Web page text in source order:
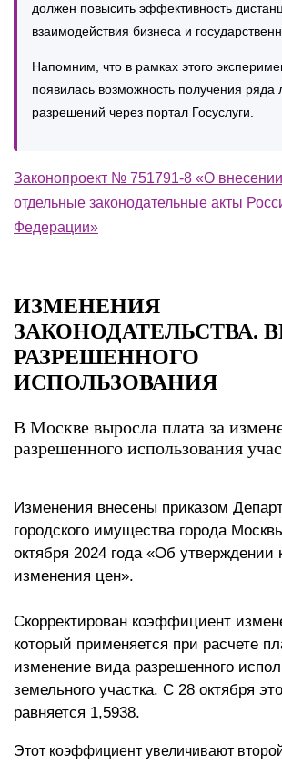
должен повысить эффективность
взаимодействия бизнеса и
Напомним, что в рамках этого
появилась возможность получения ряда
разрешений через портал Госуслуги.
Законопроект № 751791-8 «О
отдельные законодательные акты
Федерации»
ИЗМЕНЕНИЯ
ЗАКОНОДАТЕЛЬСТВА.
РАЗРЕШЕННОГО
ИСПОЛЬЗОВАНИЯ
В Москве выросла плата за
разрешенного использования
Изменения внесены приказом
городского имущества города
октября 2024 года «Об
изменения цен».
Скорректирован коэффициент
который применяется при расчете
изменение вида разрешенного
земельного участка. С 28 октября
равняется 1,5938.
Этот коэффициент увеличивают